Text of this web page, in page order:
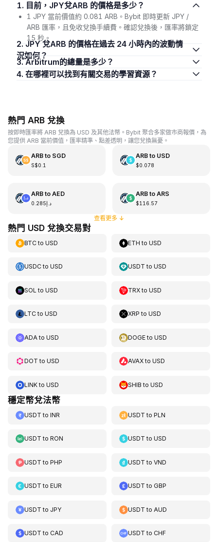
1. 目前，JPY兌ARB 的價格是多少？
1 JPY 當前價值約 0.081 ARB。Bybit 即時更新 JPY /
ARB 匯率，且免收兌換手續費。確認兌換後，匯率將鎖定
15 秒。
2. JPY 兌ARB 的價格在過去 24 小時內的波動情
況如何？
3. Arbitrum的總量是多少？
4. 在哪裡可以找到有關交易的學習資源？
熱門 ARB 兌換
按即時匯率將 ARB 兌換為 USD 及其他法幣。Bybit 聚合多家做市商報價，為
您提供 ARB 當前價值，匯率精準、點差透明，讓您兌換無憂。
ARBto SGD
S$0.1
ARBto USD
$0.078
ARBto AED
د.إ0.285
ARBto ARS
$116.57
查看更多↓
熱門 USD 兌換交易對
BTCto USD ETH toUSD
USDCto USD USDT toUSD
SOL to USD TRXtoUSD
LTCto USD XRP toUSD
ADA to USD DOGEtoUSD
DOT to USD AVAXtoUSD
LINKto USD SHIB toUSD
穩定幣兌法幣
USDT to INR USDT toPLN
USDT to RON USDT toUSD
USDT to PHP USDT toVND
USDT to EUR USDT toGBP
USDT to JPY USDT to AUD
USDT to CAD USDT toCHF